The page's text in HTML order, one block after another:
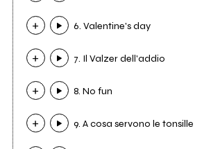
6. Valentine's day
7. Il Valzer dell'addio
8. No fun
9. A cosa servono le tonsille